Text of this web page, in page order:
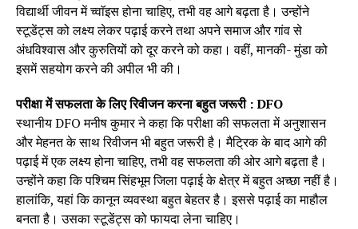
विद्यार्थी जीवन में च्वाॅइस होना चाहिए, तभी वह आगे बढ़ता है। उन्होंने
स्टूडेंट्स को लक्ष्य लेकर पढ़ाई करने तथा अपने समाज और गांव से
अंधविश्वास और कुरुतियों को दूर करने को कहा। वहीं, मानकी- मुंडा को
इसमें सहयोग करने की अपील भी की।
परीक्षा में सफलता के लिए रिवीजन करना बहुत जरूरी : DFO
स्थानीय DFO मनीष कुमार ने कहा कि परीक्षा की सफलता में अनुशासन
और मेहनत के साथ रिवीजन भी बहुत जरूरी है। मैट्रिक के बाद आगे की
पढ़ाई में एक लक्ष्य होना चाहिए, तभी वह सफलता की ओर आगे बढ़ता है।
उन्होंने कहा कि पश्चिम सिंहभूम जिला पढ़ाई के क्षेत्र में बहुत अच्छा नहीं है।
हालांकि, यहां कि कानून व्यवस्था बहुत बेहतर है। इससे पढ़ाई का माहौल
बनता है। उसका स्टूडेंट्स को फायदा लेना चाहिए।